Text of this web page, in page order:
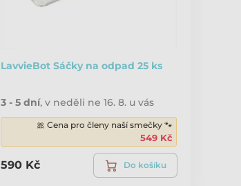
LavvieBot Sáčky na odpad 25 ks
3 - 5 dní,v neděli ne 16. 8. u vás
🎀 Cena pro členy naší smečky 🐾
549 Kč
590 Kč Do košíku